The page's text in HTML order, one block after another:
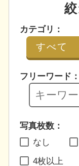
カテゴリ：
フリーワード：
写真枚数：
なし
4枚以上